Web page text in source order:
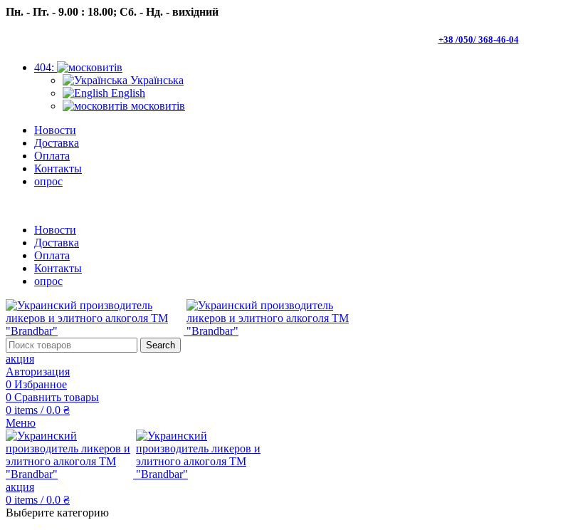
Пн. - Пт. - 9.00 : 18.00; Сб. - Нд. - вихідний
+38 /050/ 368-46-04
404:
Українська
English
московитів
Новости
Доставка
Оплата
Контакты
опрос
Новости
Доставка
Оплата
Контакты
опрос
Search
акция
Авторизация
0 Избранное
0 Сравнить товары
0 items / 0.0 ₴
Меню
акция
0 items / 0.0 ₴
Выберите категорию